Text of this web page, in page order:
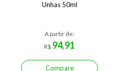
Unhas 50ml
A partir de:
R$ 94,91
Compare